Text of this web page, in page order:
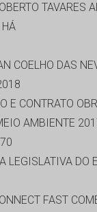
TAVARES
HÁ
COELHO DAS
E CONTRATO
AMBIENTE
LEGISLATIVA DO
FAST